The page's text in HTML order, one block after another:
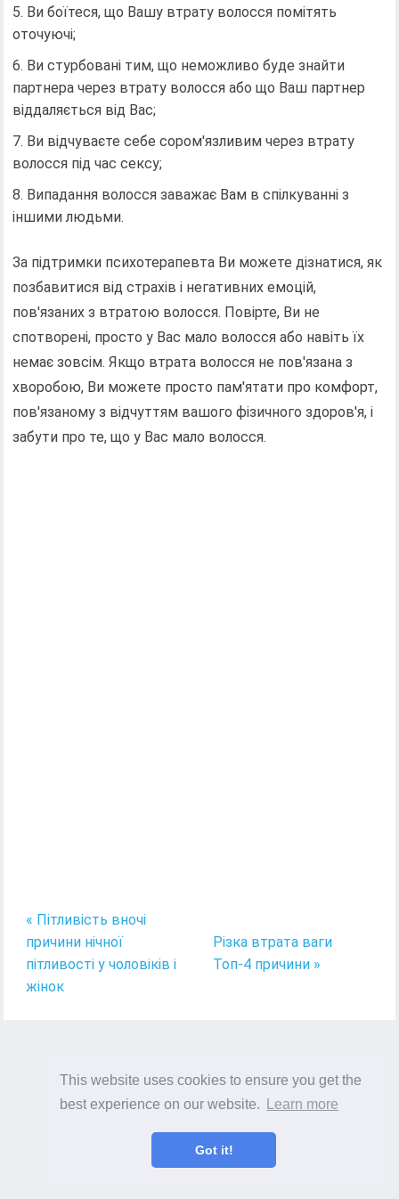
This website uses cookies to ensure you get the
best experience on our website.
Learn more
Got it!
Ви боїтеся, що Вашу втрату волосся помітять
оточуючі;
Ви стурбовані тим, що неможливо буде знайти
партнера через втрату волосся або що Ваш партнер
віддаляється від Вас;
Ви відчуваєте себе сором'язливим через втрату
волосся під час сексу;
Випадання волосся заважає Вам в спілкуванні з
іншими людьми.
За підтримки психотерапевта Ви можете дізнатися, як
позбавитися від страхів і негативних емоцій,
пов'язаних з втратою волосся. Повірте, Ви не
спотворені, просто у Вас мало волосся або навіть їх
немає зовсім. Якщо втрата волосся не пов'язана з
хворобою, Ви можете просто пам'ятати про комфорт,
пов'язаному з відчуттям вашого фізичного здоров'я, і ​​
забути про те, що у Вас мало волосся.
« Пітливість вночі
причини нічної
пітливості у чоловіків і
жінок
Різка втрата ваги
Топ-4 причини »